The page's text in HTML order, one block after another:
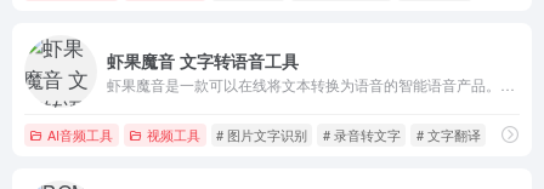
虾果魔音 文字转语音工具
AI音频工具 视频工具 # 图片文字识别 # 录音转文字 # 文字翻译